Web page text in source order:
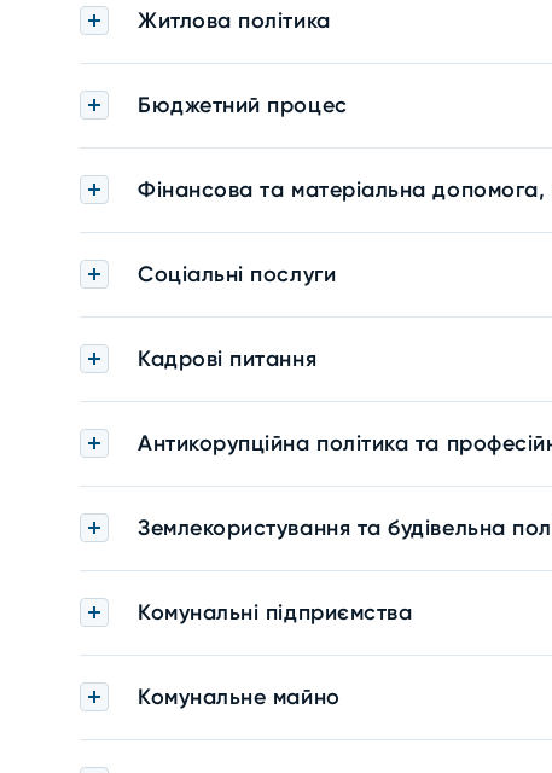
Житлова політика
Бюджетний процес
Фінансова та матеріальна допомога,
Соціальні послуги
Кадрові питання
Антикорупційна політика та
Землекористування та будівельна
Комунальні підприємства
Комунальне майно